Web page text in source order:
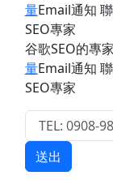
量Email通知
SEO專家
谷歌SEO的專
量Email通知
SEO專家
送出